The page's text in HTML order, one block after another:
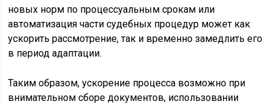
новых норм по процессуальным срокам или
автоматизация части судебных процедур может как
ускорить рассмотрение, так и временно замедлить его
в период адаптации.
Таким образом, ускорение процесса возможно при
внимательном сборе документов, использовании